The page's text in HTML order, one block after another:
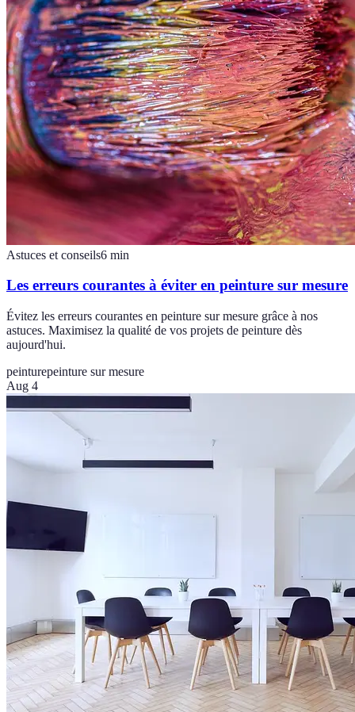
Astuces et conseils6 min
Les erreurs courantes à éviter en peinture sur mesure
Évitez les erreurs courantes en peinture sur mesure grâce à nos
astuces. Maximisez la qualité de vos projets de peinture dès
aujourd'hui.
peinturepeinture sur mesure
Aug 4